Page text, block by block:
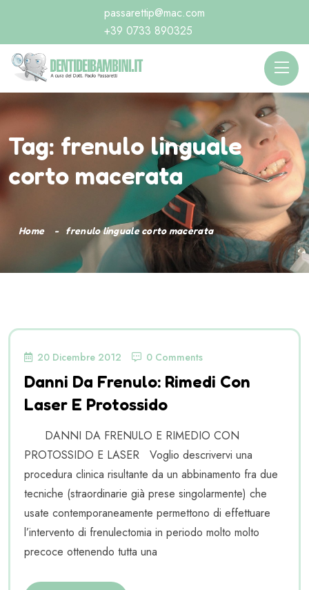
passarettip@mac.com
+39 0733 890325
Tag: frenulo linguale
corto macerata
Home frenulo linguale corto macerata
20 Dicembre 2012 0 Comments
Danni Da Frenulo: Rimedi Con
Laser E Protossido
DANNI DA FRENULO E RIMEDIO CON
PROTOSSIDO E LASER Voglio descrivervi una
procedura clinica risultante da un abbinamento fra due
tecniche (straordinarie già prese singolarmente) che
usate contemporaneamente permettono di effettuare
l’intervento di frenulectomia in periodo molto molto
precoce ottenendo tutta una